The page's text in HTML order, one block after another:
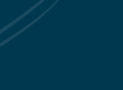
fördert das
Euro.
globale
die weltweite